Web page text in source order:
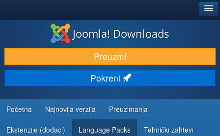
PREUZIMANJE I PROŠIRENJA (EKSTENZIJE)
OTKRIJTE I NAUČITE
ZAJEDNICA I PODRŠKA
RESURSI ZA RAZVOJ
Joomla! Downloads
Preuzmi
Pokreni
Početna Najnovija verzija Preuzimanja
Ekstenzije (dodaci) Language Packs Tehnički zahtevi